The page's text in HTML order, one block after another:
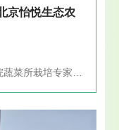
京怡悦生态农